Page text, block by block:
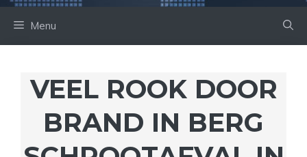
Menu
VEEL ROOK DOOR
BRAND IN BERG